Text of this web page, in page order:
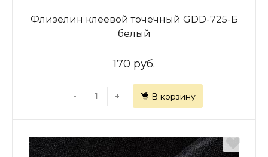
Флизелин клеевой точечный GDD-725-Б
белый
170 руб.
- + В корзину